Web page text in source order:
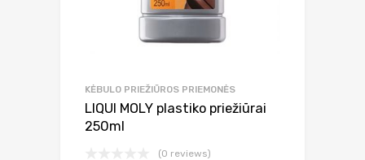
KĖBULO PRIEŽIŪROS PRIEMONĖS
LIQUI MOLY plastiko priežiūrai
250ml
(0 reviews)